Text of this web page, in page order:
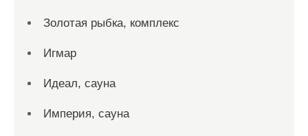
Золотая рыбка, комплекс
Игмар
Идеал, сауна
Империя, сауна